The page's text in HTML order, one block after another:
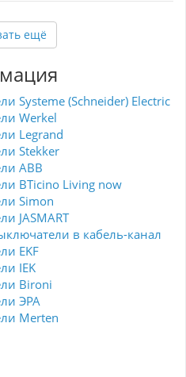
в любые интерьеры,
гармоничное пространство.
возможностью использования в
требованиям по стилю и
Выберите IEK BRITE DECOR
вашего проекта и
качеством и ценой, которые
даже самых взыскательных
Артикул BR-M32-M-21-K47
подлинность и надежность
продукции.
ещё
Systeme (Schneider) Electric
Werkel
Legrand
Stekker
ABB
BTicino Living now
Simon
JASMART
в кабель-канал
EKF
IEK
Bironi
ЭРА
Merten